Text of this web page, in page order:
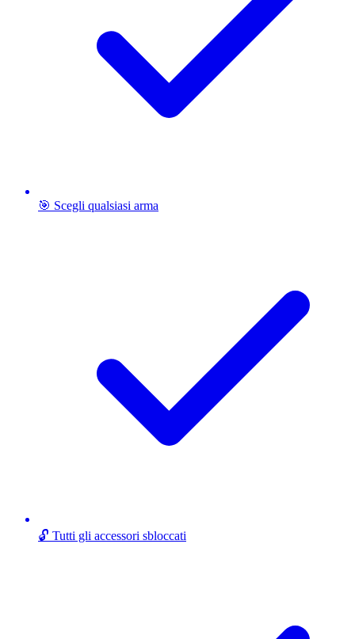
🎯 Scegli qualsiasi arma
🔓 Tutti gli accessori sbloccati